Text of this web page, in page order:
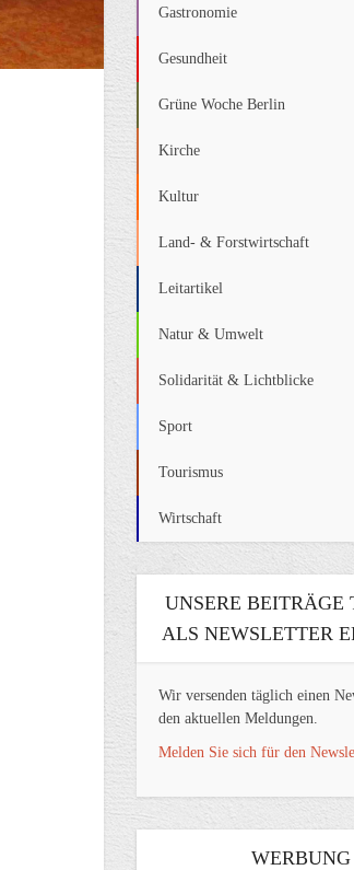
Gastronomie
Gesundheit
Grüne Woche Berlin
Kirche
Kultur
Land- & Forstwirtschaft
Leitartikel
Natur & Umwelt
Solidarität & Lichtblicke
Sport
Tourismus
Wirtschaft
UNSERE BEITRÄGE
ALS NEWSLETTER
Wir versenden täglich einen
den aktuellen Meldungen.
Melden Sie sich für den
WERBUNG